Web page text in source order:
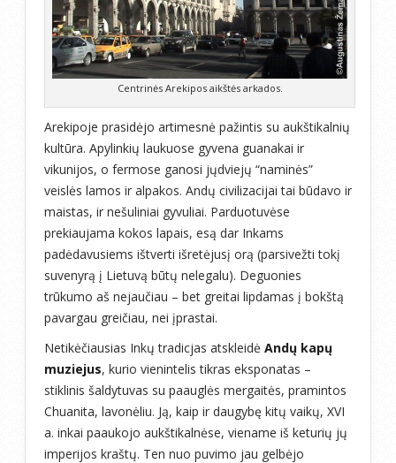
Centrinės Arekipos aikštės arkados.
Arekipoje prasidėjo artimesnė pažintis su aukštikalnių
kultūra. Apylinkių laukuose gyvena guanakai ir
vikunijos, o fermose ganosi jųdviejų “naminės”
veislės lamos ir alpakos. Andų civilizacijai tai būdavo ir
maistas, ir nešuliniai gyvuliai. Parduotuvėse
prekiaujama kokos lapais, esą dar Inkams
padėdavusiems ištverti išretėjusį orą (parsivežti tokį
suvenyrą į Lietuvą būtų nelegalu). Deguonies
trūkumo aš nejaučiau – bet greitai lipdamas į bokštą
pavargau greičiau, nei įprastai.
Netikėčiausias Inkų tradicjas atskleidė Andų kapų
muziejus, kurio vienintelis tikras eksponatas –
stiklinis šaldytuvas su paauglės mergaitės, pramintos
Chuanita, lavonėliu. Ją, kaip ir daugybę kitų vaikų, XVI
a. inkai paaukojo aukštikalnėse, viename iš keturių jų
imperijos kraštų. Ten nuo puvimo jau gelbėjo